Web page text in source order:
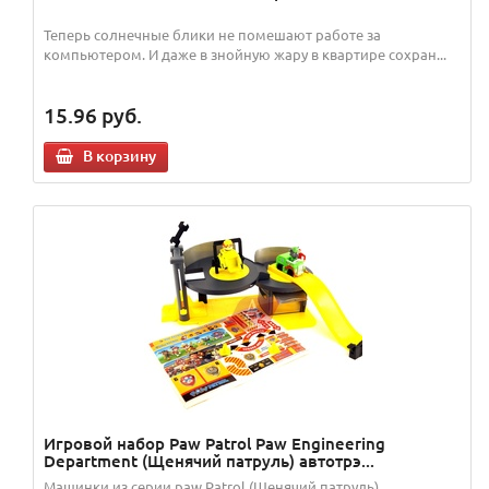
Теперь солнечные блики не помешают работе за
компьютером. И даже в знойную жару в квартире сохран...
15.96 руб.
В корзину
Игровой набор Paw Patrol Paw Engineering
Department (Щенячий патруль) автотрэ...